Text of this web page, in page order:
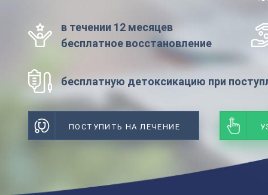
в течении 12 месяцев
бесплатное восстановление
бесплатную детоксикацию при
ПОСТУПИТЬ НА ЛЕЧЕНИЕ